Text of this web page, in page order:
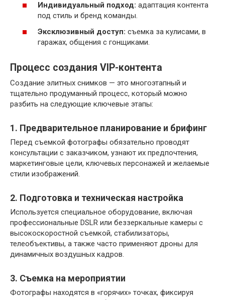
Индивидуальный подход: адаптация контента
под стиль и бренд команды.
Эксклюзивный доступ: съемка за кулисами, в
гаражах, общения с гонщиками.
Процесс создания VIP-контента
Создание элитных снимков — это многоэтапный и
тщательно продуманный процесс, который можно
разбить на следующие ключевые этапы:
1. Предварительное планирование и брифинг
Перед съемкой фотографы обязательно проводят
консультации с заказчиком, узнают их предпочтения,
маркетинговые цели, ключевых персонажей и желаемые
стили изображений.
2. Подготовка и техническая настройка
Используется специальное оборудование, включая
профессиональные DSLR или беззеркальные камеры с
высокоскоростной съемкой, стабилизаторы,
телеобъективы, а также часто применяют дроны для
динамичных воздушных кадров.
3. Съемка на мероприятии
Фотографы находятся в «горячих» точках, фиксируя